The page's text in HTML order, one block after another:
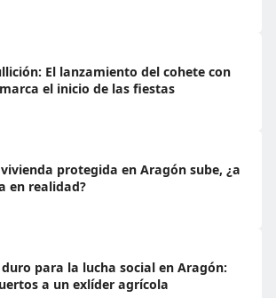
El lanzamiento del cohete con
el inicio de las fiestas
protegida en Aragón sube, ¿a
en realidad?
para la lucha social en Aragón:
a un exlíder agrícola